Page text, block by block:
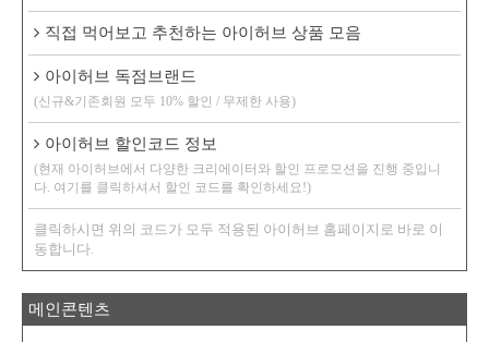
직접 먹어보고 추천하는 아이허브 상품 모음
아이허브 독점브랜드
(신규&기존회원 모두 10% 할인 / 무제한 사용)
아이허브 할인코드 정보
(현재 아이허브에서 다양한 크리에이터와 할인 프로모션을 진행 중입니
다. 여기를 클릭하셔서 할인 코드를 확인하세요!)
클릭하시면 위의 코드가 모두 적용된 아이허브 홈페이지로 바로 이
동합니다.
메인콘텐츠